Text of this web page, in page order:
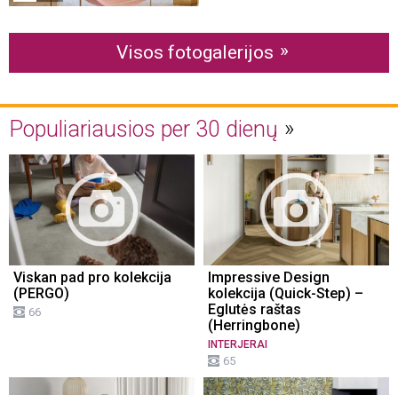
Visos fotogalerijos
Populiariausios per 30 dienų
Viskan pad pro kolekcija
(PERGO)
66
Impressive Design
kolekcija (Quick-Step) –
Eglutės raštas
(Herringbone)
INTERJERAI
65